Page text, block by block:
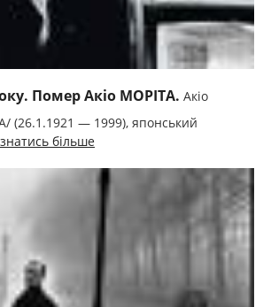
Помер Акіо МОРІТА. Акіо
(26.1.1921 — 1999), японський
більше